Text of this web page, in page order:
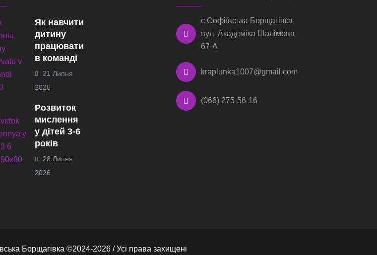
Як навчити
дитину
працювати
в команді
31 Липня
2026
Розвиток
мислення
у дітей 3-6
років
28 Липня
2026
с.Софіївська Борщагівка
вул. Академіка Шалімова
67-А
kraplunka1007@gmail.com
(066) 275-56-16
Борщагівка ©2024-2026 / Усі права захищені